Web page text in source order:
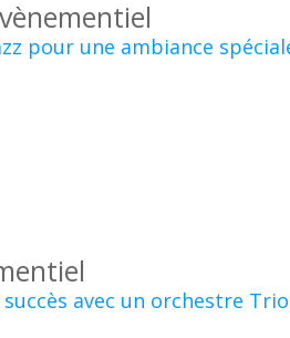
pour une ambiance
avec un orchestre